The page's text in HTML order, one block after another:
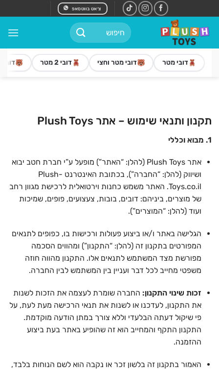
to
content
צ׳אט בווטסאפ
חיפוש
עבור:
דובי מטר דובי מטר וחצי דובי 2 מטר דובי 3 מטר
תקנון ותנאי שימוש – אתר Plush Toys
1. מבוא וכללי
אתר Plush Toys (להלן: “האתר”) מופעל ע”י חברת חטב יבוא
ושיווק (להלן: “החברה”), בכתובת האינטרנט Plush-
Toys.co.il. האתר משמש כחנות וירטואלית לרכישת מגוון רחב
של מוצרים, ביניהם: דובים, בובות, צעצועים, פופים, שמיכות
ועוד (להלן: “המוצרים”).
הגלישה באתר ו/או ביצוע פעולות ורכישות בו, כפופים לתנאים
המפורטים בתקנון זה (להלן: “התקנון”) ומהווים הסכמה
מפורשת מצד המשתמש לתנאים אלו. התקנון מהווה חוזה
משפטי מחייב לכל דבר ועניין בין המשתמש לבין החברה.
זכות שינוי התקנון: החברה שומרת לעצמה את הזכות לשנות
את התקנון, לעדכנו או לשנות את תנאי הרכישה מעת לעת, על
פי שיקול דעתה הבלעדי וללא צורך במתן הודעה מוקדמת.
התקנון התקף והמחייב הוא זה שהופיע באתר בעת ביצוע
ההזמנה.
האמור בתקנון זה בלשון זכר או נקבה הוא לשם הנוחות בלבד,